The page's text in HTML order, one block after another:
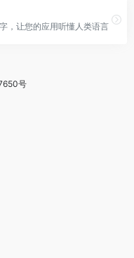
，让您的应用听懂人类语言
号